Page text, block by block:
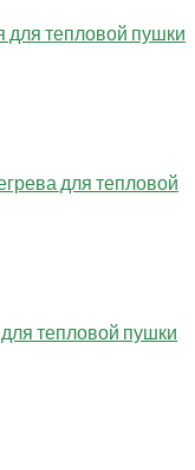
для тепловой пушки
для тепловой
тепловой пушки